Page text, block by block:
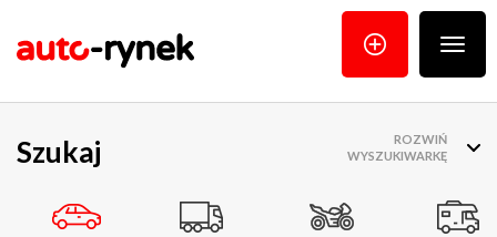
menu
Szukaj
ROZWIŃ
WYSZUKIWARKĘ